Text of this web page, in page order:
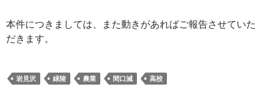
本件につきましては、また動きがあればご報告させていた
だきます。
岩見沢 緑陵 農業 間口減 高校